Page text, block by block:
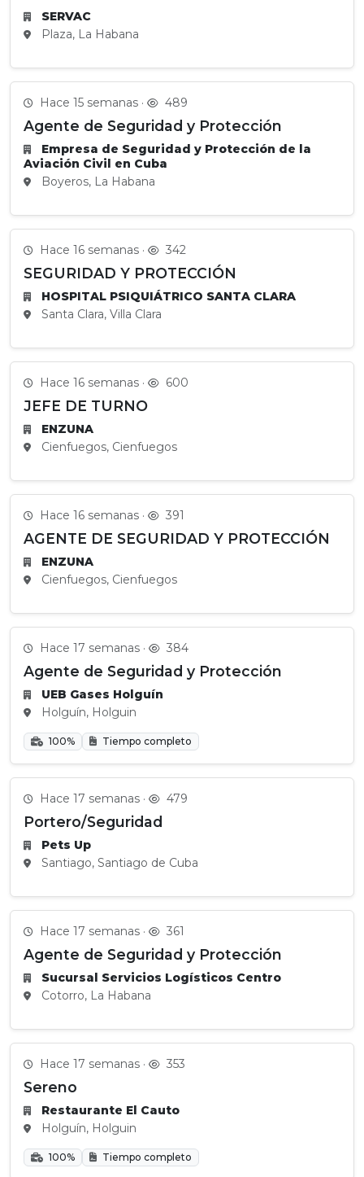
SERVAC
Plaza, La Habana
Hace 15 semanas · 489
Agente de Seguridad y Protección
Empresa de Seguridad y Protección de la
Aviación Civil en Cuba
Boyeros, La Habana
Hace 16 semanas · 342
SEGURIDAD Y PROTECCIÓN
HOSPITAL PSIQUIÁTRICO SANTA CLARA
Santa Clara, Villa Clara
Hace 16 semanas · 600
JEFE DE TURNO
ENZUNA
Cienfuegos, Cienfuegos
Hace 16 semanas · 391
AGENTE DE SEGURIDAD Y PROTECCIÓN
ENZUNA
Cienfuegos, Cienfuegos
Hace 17 semanas · 384
Agente de Seguridad y Protección
UEB Gases Holguín
Holguín, Holguin
100% Tiempo completo
Hace 17 semanas · 479
Portero/Seguridad
Pets Up
Santiago, Santiago de Cuba
Hace 17 semanas · 361
Agente de Seguridad y Protección
Sucursal Servicios Logísticos Centro
Cotorro, La Habana
Hace 17 semanas · 353
Sereno
Restaurante El Cauto
Holguín, Holguin
100% Tiempo completo